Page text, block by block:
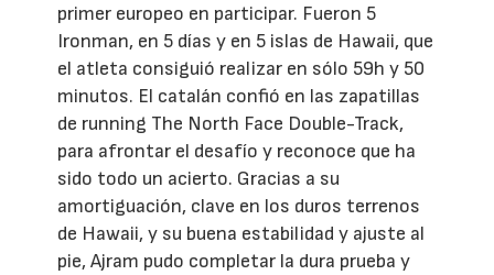
primer europeo en participar. Fueron 5
Ironman, en 5 días y en 5 islas de Hawaii, que
el atleta consiguió realizar en sólo 59h y 50
minutos. El catalán confió en las zapatillas
de running The North Face Double-Track,
para afrontar el desafío y reconoce que ha
sido todo un acierto. Gracias a su
amortiguación, clave en los duros terrenos
de Hawaii, y su buena estabilidad y ajuste al
pie, Ajram pudo completar la dura prueba y